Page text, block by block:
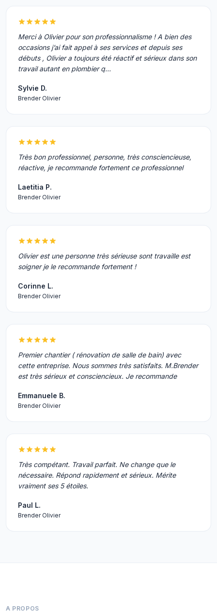
Merci à Olivier pour son professionnalisme ! A bien des
occasions j’ai fait appel à ses services et depuis ses
débuts , Olivier a toujours été réactif et sérieux dans son
travail autant en plombier q…
Sylvie D.
Brender Olivier
Très bon professionnel, personne, très consciencieuse,
réactive, je recommande fortement ce professionnel
Laetitia P.
Brender Olivier
Olivier est une personne très sérieuse sont travaille est
soigner je le recommande fortement !
Corinne L.
Brender Olivier
Premier chantier ( rénovation de salle de bain) avec
cette entreprise. Nous sommes très satisfaits. M.Brender
est très sérieux et consciencieux. Je recommande
Emmanuele B.
Brender Olivier
Très compétant. Travail parfait. Ne change que le
nécessaire. Répond rapidement et sérieux. Mérite
vraiment ses 5 étoiles.
Paul L.
Brender Olivier
A PROPOS